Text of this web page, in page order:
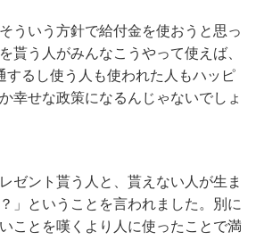
ういう方針で給付金を使おうと思っ
貰う人がみんなこうやって使えば、
するし使う人も使われた人もハッピ
幸せな政策になるんじゃないでしょ
ゼント貰う人と、貰えない人が生ま
」ということを言われました。別に
ことを嘆くより人に使ったことで満